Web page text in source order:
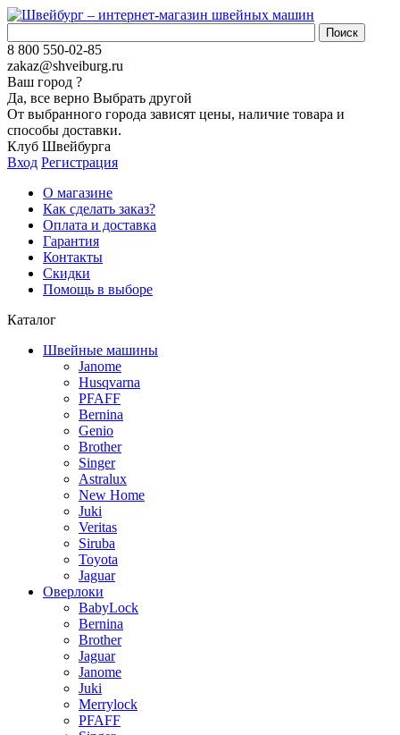
8 800 550-02-85
zakaz@shveiburg.ru
Ваш город ?
Да, все верно Выбрать другой
От выбранного города зависят цены, наличие товара и
способы доставки.
Клуб Швейбурга
Вход Регистрация
О магазине
Как сделать заказ?
Оплата и доставка
Гарантия
Контакты
Скидки
Помощь в выборе
Каталог
Швейные машины
Janome
Husqvarna
PFAFF
Bernina
Genio
Brother
Singer
Astralux
New Home
Juki
Veritas
Siruba
Toyota
Jaguar
Оверлоки
BabyLock
Bernina
Brother
Jaguar
Janome
Juki
Merrylock
PFAFF